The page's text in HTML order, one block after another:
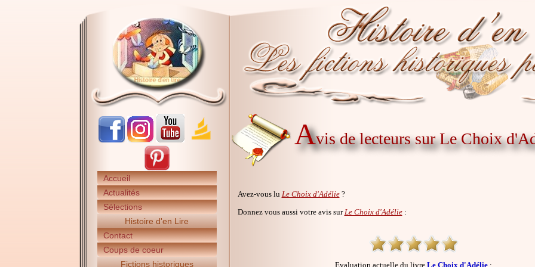
Accueil
Actualités
Sélections
Histoire d'en Lire
Contact
Coups de coeur
Fictions historiques
Avis de lecteurs sur Le Choix
Avez-vous lu Le Choix d'Adélie?
Donnez vous aussi votre avis sur Le Choix d'Adélie:
Evaluation actuelle du livre Le Choix d'Adélie :